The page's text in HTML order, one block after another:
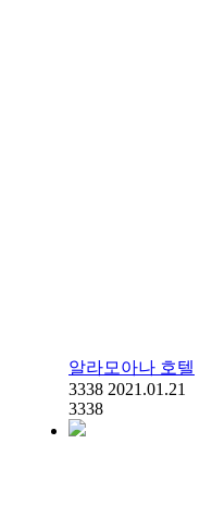
알라모아나 호텔
3338 2021.01.21
3338